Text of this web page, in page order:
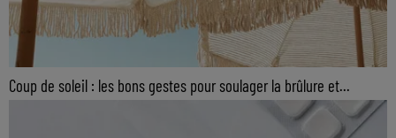
Coup de soleil : les bons gestes pour soulager la brûlure et...